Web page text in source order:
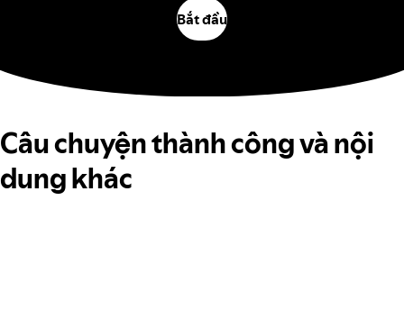
Bắt đầu
Câu chuyện thành công và nội
dung khác